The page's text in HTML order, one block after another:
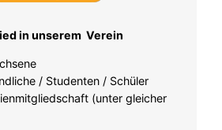
in unserem Verein
/ Studenten / Schüler
(unter gleicher